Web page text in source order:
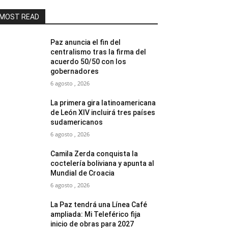
READ
Paz anuncia el fin del
centralismo tras la firma del
acuerdo 50/50 con los
gobernadores
6 agosto , 2026
La primera gira latinoamericana
de León XIV incluirá tres países
sudamericanos
6 agosto , 2026
Camila Zerda conquista la
coctelería boliviana y apunta al
Mundial de Croacia
6 agosto , 2026
La Paz tendrá una Línea Café
ampliada: Mi Teleférico fija
inicio de obras para 2027